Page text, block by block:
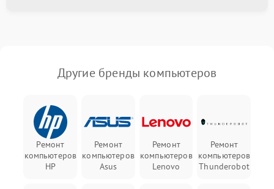
Другие бренды компьютеров
Ремонт
компьютеров
HP
Ремонт
компьютеров
Asus
Ремонт
компьютеров
Lenovo
Ремонт
компьютеров
Thunderobot